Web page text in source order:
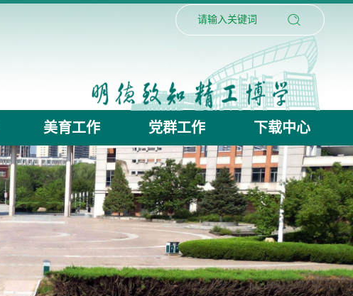
美育工作 党群工作 下载中心